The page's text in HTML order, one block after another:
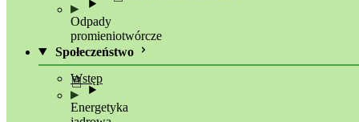
Odpady
promieniotwórcze
Społeczeństwo
Wstęp
Energetyka